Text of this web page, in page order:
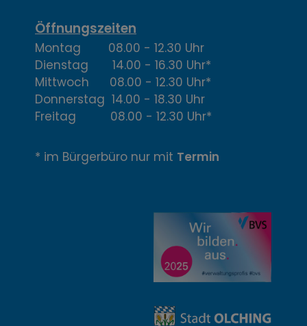
,
Ö
f
f
n
u
Öffnungszeiten
Montag 08.00 - 12.30 Uhr
Dienstag 14.00 - 16.30 Uhr*
Mittwoch 08.00 - 12.30 Uhr*
Donnerstag 14.00 - 18.30 Uhr
Freitag 08.00 - 12.30 Uhr*
* im Bürgerbüro nur mit Termin